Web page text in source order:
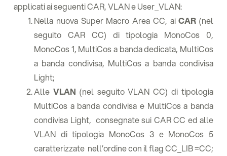
applicati ai seguenti CAR, VLAN e User_VLAN:
Nella nuova Super Macro Area CC, aiCAR (nel
seguito CAR CC) di tipologia MonoCos 0,
MonoCos 1, MultiCos a banda dedicata, MultiCos
a banda condivisa, MultiCos a banda condivisa
Light;
Alle VLAN (nel seguito VLAN CC) di tipologia
MultiCos a banda condivisa e MultiCos a banda
condivisa Light, consegnate sui CAR CC ed alle
VLAN di tipologia MonoCos 3 e MonoCos 5
caratterizzate nell’ordine con il flag CC_LIB =CC;